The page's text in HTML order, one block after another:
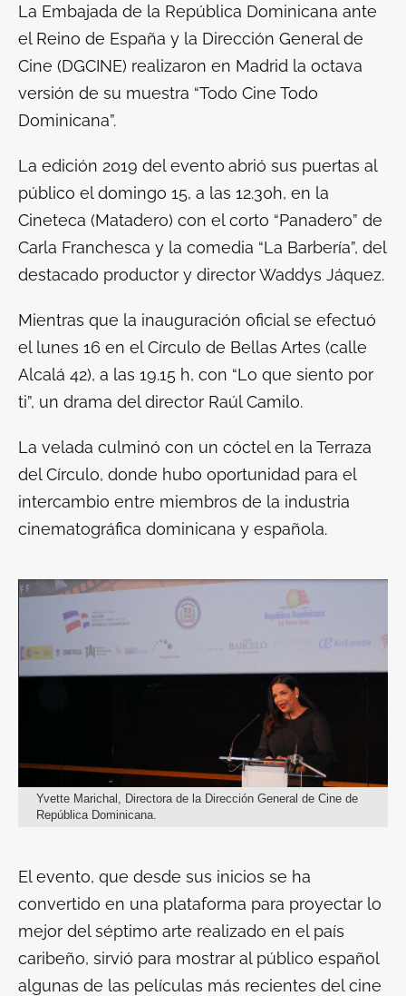
La Embajada de la República Dominicana ante
el Reino de España y la Dirección General de
Cine (DGCINE) realizaron en Madrid la octava
versión de su muestra “Todo Cine Todo
Dominicana”.
La edición 2019 del evento abrió sus puertas al
público el domingo 15, a las 12.30h, en la
Cineteca (Matadero) con el corto “Panadero” de
Carla Franchesca y la comedia “La Barbería”, del
destacado productor y director Waddys Jáquez.
Mientras que la inauguración oficial se efectuó
el lunes 16 en el Círculo de Bellas Artes (calle
Alcalá 42), a las 19.15 h, con “Lo que siento por
ti”, un drama del director Raúl Camilo.
La velada culminó con un cóctel en la Terraza
del Círculo, donde hubo oportunidad para el
intercambio entre miembros de la industria
cinematográfica dominicana y española.
Yvette Marichal, Directora de la Dirección General de Cine de
República Dominicana.
El evento, que desde sus inicios se ha
convertido en una plataforma para proyectar lo
mejor del séptimo arte realizado en el país
caribeño, sirvió para mostrar al público español
algunas de las películas más recientes del cine